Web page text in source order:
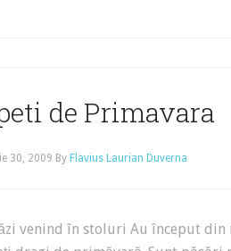
de Primavara
30, 2009 By Flavius Laurian Duverna
venind în stoluri Au început din